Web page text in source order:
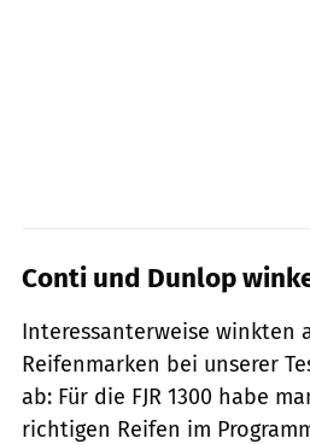
Conti und Dunlop
Interessanterweise winkten
Reifenmarken bei unserer
ab: Für die FJR 1300 habe
richtigen Reifen im